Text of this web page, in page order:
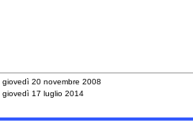
giovedì 20 novembre 2008
giovedì 17 luglio 2014